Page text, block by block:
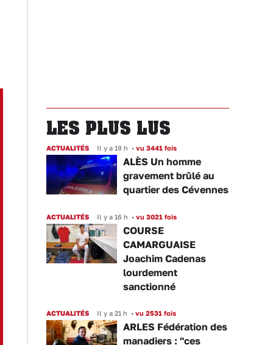
LES PLUS LUS
ACTUALITÉS Il y a 19 h • vu 3441 fois
ALÈS Un homme
gravement brûlé au
quartier des Cévennes
ACTUALITÉS Il y a 16 h • vu 3021 fois
COURSE
CAMARGUAISE
Joachim Cadenas
lourdement
sanctionné
ACTUALITÉS Il y a 21 h • vu 2531 fois
ARLES Fédération des
manadiers : "ces